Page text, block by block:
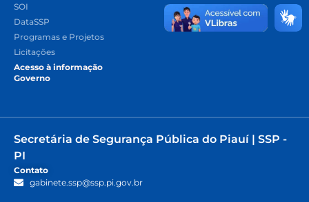
SOI
DataSSP
Programas e Projetos
Licitações
Acesso à informação
Governo
Secretária de Segurança Pública do Piauí | SSP -
PI
Contato
gabinete.ssp@ssp.pi.gov.br